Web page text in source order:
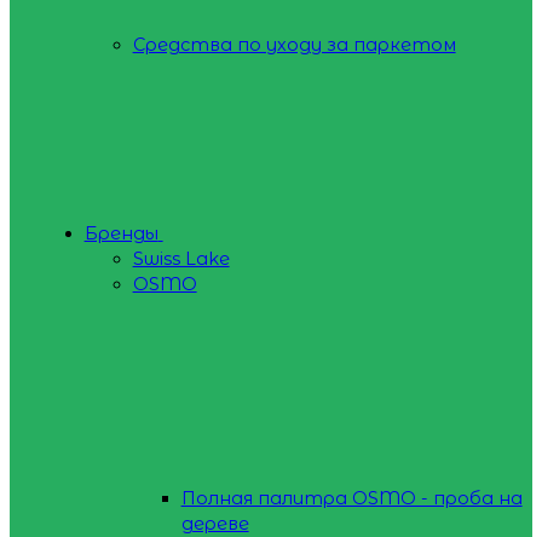
Средства по уходу за паркетом
Бренды
Swiss Lake
OSMO
Полная палитра OSMO - проба на
дереве